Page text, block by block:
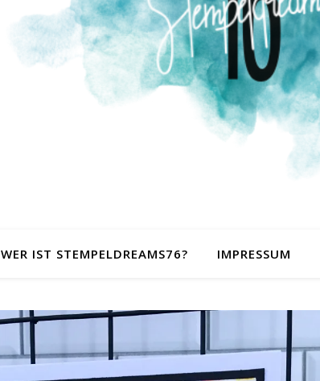
WER IST STEMPELDREAMS76? IMPRESSUM